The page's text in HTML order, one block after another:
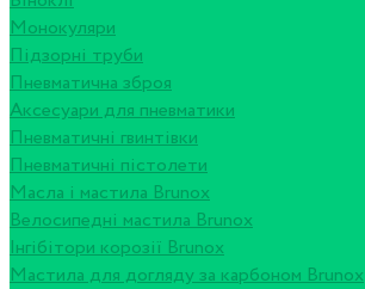
Монокуляри
Підзорні труби
Пневматична зброя
Аксесуари для пневматики
Пневматичні гвинтівки
Пневматичні пістолети
Масла і мастила Brunox
Велосипедні мастила Brunox
Інгібітори корозії Brunox
Мастила для догляду за карбоном Brunox